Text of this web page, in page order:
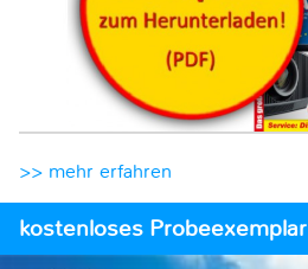
>> mehr erfahren
kostenloses Probeexemplar